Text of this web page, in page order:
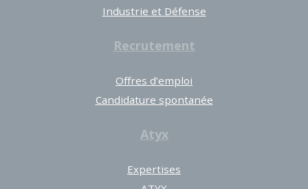
Industrie et Défense
Recrutement
Offres d’emploi
Candidature spontanée
Atyx
Expertises